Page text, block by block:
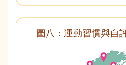
圖八：運動習慣與自